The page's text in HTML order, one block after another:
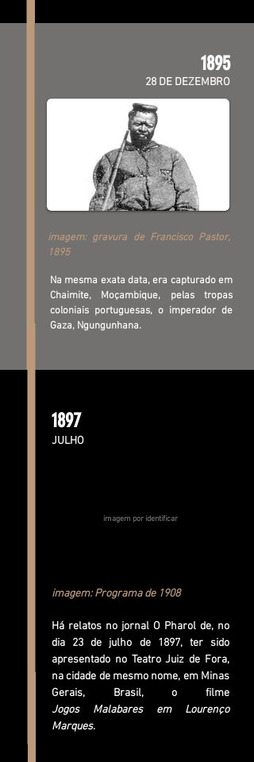
1895
28 DE DEZEMBRO
imagem: gravura de Francisco Pastor,
1895
Na mesma exata data, era capturado em
Chaimite, Moçambique, pelas tropas
coloniais portuguesas, o imperador de
Gaza, Ngungunhana.
1897
JULHO
imagem por identificar
imagem: Programa de 1908
Há relatos no jornal O Pharol de, no
dia 23 de julho de 1897, ter sido
apresentado no Teatro Juiz de Fora,
na cidade de mesmo nome, em Minas
Gerais, Brasil, o filme
Jogos
Malabares em Lourenço
Marques.